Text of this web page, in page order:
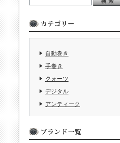
自動巻き
手巻き
クォーツ
デジタル
アンティーク